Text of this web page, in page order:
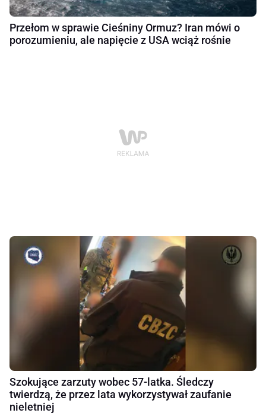
Przełom w sprawie Cieśniny Ormuz? Iran mówi o
porozumieniu, ale napięcie z USA wciąż rośnie
Szokujące zarzuty wobec 57-latka. Śledczy
twierdzą, że przez lata wykorzystywał zaufanie
nieletniej